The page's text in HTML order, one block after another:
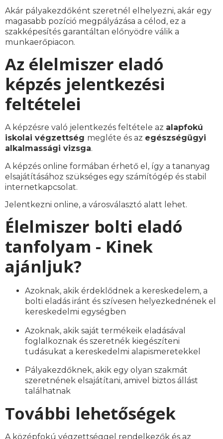
Akár pályakezdőként szeretnél elhelyezni, akár egy
magasabb pozíció megpályázása a célod, ez a
szakképesítés garantáltan előnyödre válik a
munkaerőpiacon.
Az élelmiszer eladó
képzés jelentkezési
feltételei
A képzésre való jelentkezés feltétele az alapfokú
iskolai végzettség megléte és az egészségügyi
alkalmassági vizsga.
A képzés online formában érhető el, így a tananyag
elsajátításához szükséges egy számítógép és stabil
internetkapcsolat.
Jelentkezni online, a városválasztó alatt lehet.
Élelmiszer bolti eladó
tanfolyam - Kinek
ajánljuk?
Azoknak, akik érdeklődnek a kereskedelem, a
bolti eladás iránt és szívesen helyezkednének el
kereskedelmi egységben
Azoknak, akik saját termékeik eladásával
foglalkoznak és szeretnék kiegészíteni
tudásukat a kereskedelmi alapismeretekkel
Pályakezdőknek, akik egy olyan szakmát
szeretnének elsajátítani, amivel biztos állást
találhatnak
További lehetőségek
A középfokú végzettséggel rendelkezők és az